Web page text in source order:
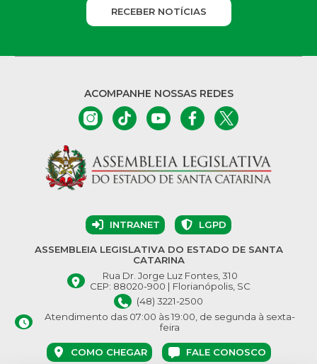
RECEBER NOTÍCIAS
ACOMPANHE NOSSAS REDES
INTRANET LGPD
ASSEMBLEIA LEGISLATIVA DO ESTADO DE SANTA
CATARINA
Rua Dr. Jorge Luz Fontes, 310
CEP: 88020-900 | Florianópolis, SC
(48) 3221-2500
Atendimento das 07:00 às 19:00, de segunda à sexta-
feira
COMO CHEGAR FALE CONOSCO